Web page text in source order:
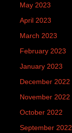
May 2023
April 2023
March 2023
February 2023
January 2023
December 2022
November 2022
October 2022
September 2022